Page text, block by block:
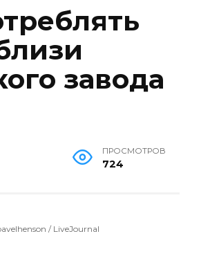
завода
ПРОСМОТРОВ
724
/ LiveJournal